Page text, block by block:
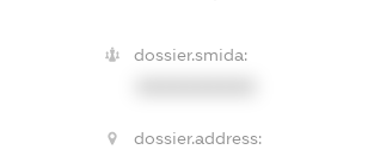
dossier.smida:
dossier.address: